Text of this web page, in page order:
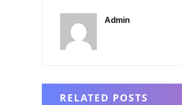
Admin
RELATED POSTS